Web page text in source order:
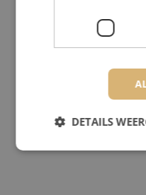
DETAILS